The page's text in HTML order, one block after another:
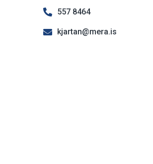
557 8464
kjartan@mera.is